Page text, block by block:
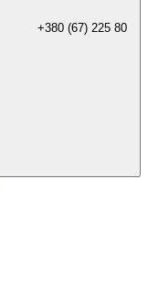
+380 (67) 225 80